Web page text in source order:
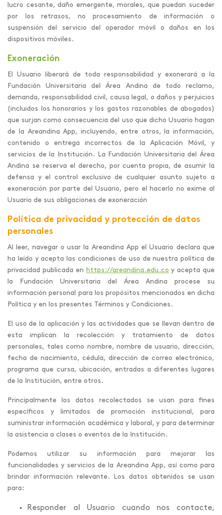
lucro cesante, daño emergente, morales, que puedan suceder
por los retrasos, no procesamiento de información o
suspensión del servicio del operador móvil o daños en los
dispositivos móviles.
Exoneración
El Usuario liberará de toda responsabilidad y exonerará a la
Fundación Universitaria del Área Andina de todo reclamo,
demanda, responsabilidad civil, causa legal, o daños y perjuicios
(incluidos los honorarios y los gastos razonables de abogados)
que surjan como consecuencia del uso que dicho Usuario hagan
de la Areandina App, incluyendo, entre otros, la información,
contenido o entrega incorrectos de la Aplicación Móvil, y
servicios de la Institución. La Fundación Universitaria del Área
Andina se reserva el derecho, por cuenta propia, de asumir la
defensa y el control exclusivo de cualquier asunto sujeto a
exoneración por parte del Usuario, pero el hacerlo no exime al
Usuario de sus obligaciones de exoneración
Política de privacidad y protección de datos
personales
Al leer, navegar o usar la Areandina App el Usuario declara que
ha leído y acepta las condiciones de uso de nuestra política de
privacidad publicada en https://areandina.edu.co y acepta que
la Fundación Universitaria del Área Andina procese su
información personal para los propósitos mencionados en dicha
Política y en los presentes Términos y Condiciones.
El uso de la aplicación y las actividades que se llevan dentro de
esta implican la recolección y tratamiento de datos
personales, tales como nombre, nombre de usuario, dirección,
fecha de nacimiento, cédula, dirección de correo electrónico,
programa que cursa, ubicación, entradas a diferentes lugares
de la Institución, entre otros.
Principalmente los datos recolectados se usan para fines
específicos y limitados de promoción institucional, para
suministrar información académica y laboral, y para determinar
la asistencia a clases o eventos de la Institución.
Podemos utilizar su información para mejorar las
funcionalidades y servicios de la Areandina App, así como para
brindar información relevante. Los datos obtenidos se usan
para:
Responder al Usuario cuando nos contacte,